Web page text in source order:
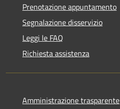
Prenotazione appuntamento
Segnalazione disservizio
Leggi le FAQ
Richiesta assistenza
Amministrazione trasparente